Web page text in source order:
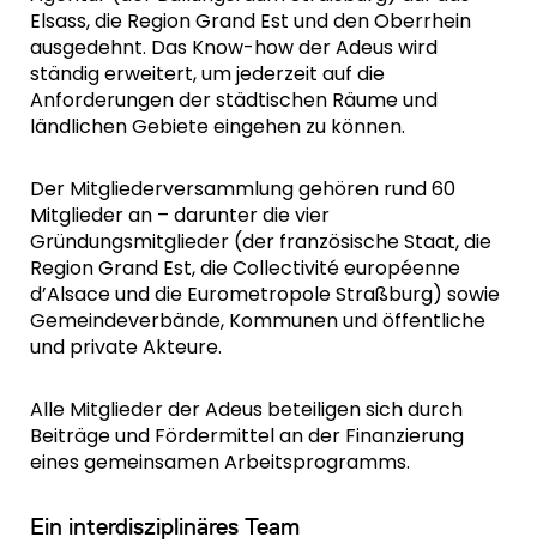
Elsass, die Region Grand Est und den Oberrhein
ausgedehnt. Das Know-how der Adeus wird
ständig erweitert, um jederzeit auf die
Anforderungen der städtischen Räume und
ländlichen Gebiete eingehen zu können.
Der Mitgliederversammlung gehören rund 60
Mitglieder an – darunter die vier
Gründungsmitglieder (der französische Staat, die
Region Grand Est, die Collectivité européenne
d’Alsace und die Eurometropole Straßburg) sowie
Gemeindeverbände, Kommunen und öffentliche
und private Akteure.
Alle Mitglieder der Adeus beteiligen sich durch
Beiträge und Fördermittel an der Finanzierung
eines gemeinsamen Arbeitsprogramms.
Ein interdisziplinäres Team